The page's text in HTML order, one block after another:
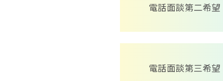
電話面談第二希望
電話面談第三希望